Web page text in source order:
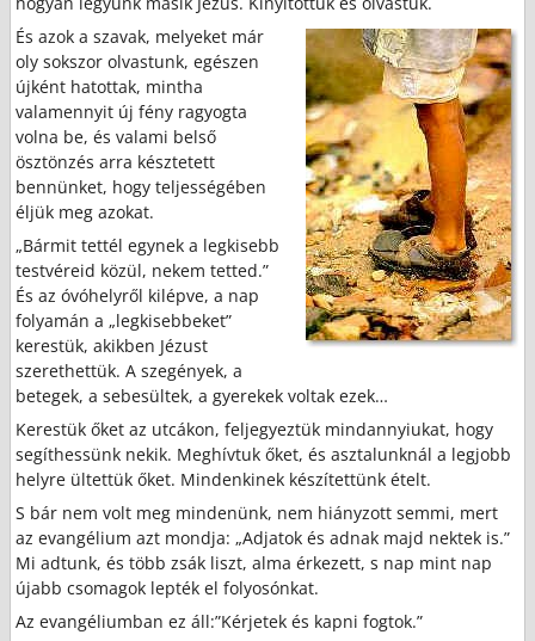
És azok a szavak, melyeket már
oly sokszor olvastunk, egészen
újként hatottak, mintha
valamennyit új fény ragyogta
volna be, és valami belső
ösztönzés arra késztetett
bennünket, hogy teljességében
éljük meg azokat.
„Bármit tettél egynek a legkisebb
testvéreid közül, nekem tetted.”
És az óvóhelyről kilépve, a nap
folyamán a „legkisebbeket”
kerestük, akikben Jézust
szerethettük. A szegények, a
betegek, a sebesültek, a gyerekek voltak ezek…
Kerestük őket az utcákon, feljegyeztük mindannyiukat, hogy
segíthessünk nekik. Meghívtuk őket, és asztalunknál a legjobb
helyre ültettük őket. Mindenkinek készítettünk ételt.
S bár nem volt meg mindenünk, nem hiányzott semmi, mert
az evangélium azt mondja: „Adjatok és adnak majd nektek is.”
Mi adtunk, és több zsák liszt, alma érkezett, s nap mint nap
újabb csomagok lepték el folyosónkat.
Az evangéliumban ez áll:”Kérjetek és kapni fogtok.”